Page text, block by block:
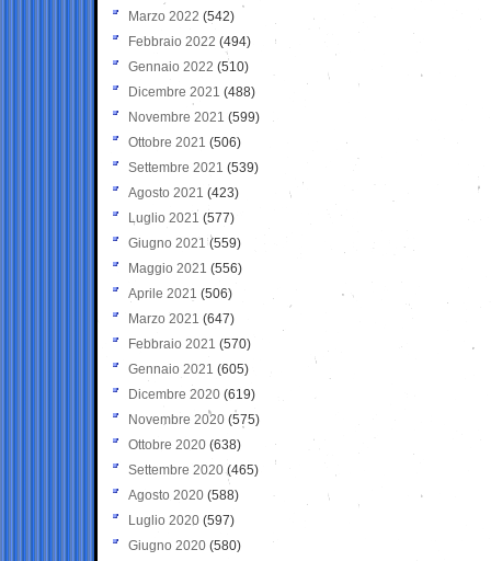
Marzo 2022 (542)
Febbraio 2022 (494)
Gennaio 2022 (510)
Dicembre 2021 (488)
Novembre 2021 (599)
Ottobre 2021 (506)
Settembre 2021 (539)
Agosto 2021 (423)
Luglio 2021 (577)
Giugno 2021(559)
Maggio 2021 (556)
Aprile 2021 (506)
Marzo 2021 (647)
Febbraio 2021 (570)
Gennaio 2021 (605)
Dicembre 2020 (619)
Novembre 2020 (575)
Ottobre 2020 (638)
Settembre 2020(465)
Agosto 2020 (588)
Luglio 2020 (597)
Giugno 2020 (580)